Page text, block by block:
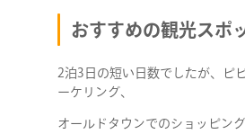
おすすめの観光スポ
2泊3日の短い日数でしたが、ピ
ーケリング、
オールドタウンでのショッピン